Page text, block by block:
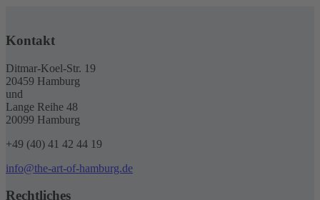
Kontakt
Ditmar-Koel-Str. 19
20459 Hamburg
und
Lange Reihe 48
20099 Hamburg
+49 (40) 41 42 44 19
info@the-art-of-hamburg.de
Rechtliches